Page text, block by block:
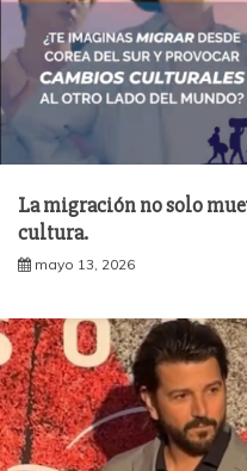
La migración no solo
cultura.
mayo 13, 2026